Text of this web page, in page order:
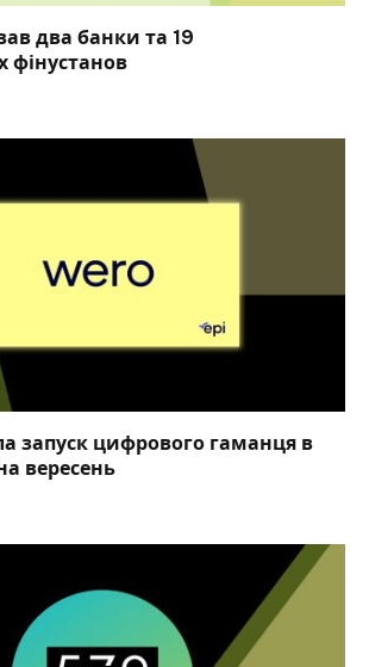
два банки та 19
фінустанов
запуск цифрового гаманця в
вересень